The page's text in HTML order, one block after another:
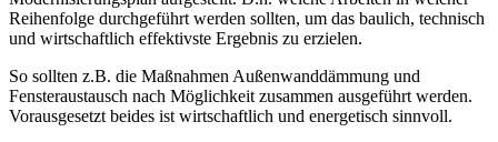
Reihenfolge durchgeführt werden sollten, um das baulich, technisch
und wirtschaftlich effektivste Ergebnis zu erzielen.
So sollten z.B. die Maßnahmen Außenwanddämmung und
Fensteraustausch nach Möglichkeit zusammen ausgeführt werden.
Vorausgesetzt beides ist wirtschaftlich und energetisch sinnvoll.